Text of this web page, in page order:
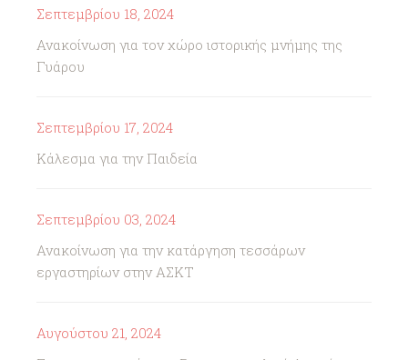
Σεπτεμβρίου 18, 2024
Ανακοίνωση για τον χώρο ιστορικής μνήμης της
Γυάρου
Σεπτεμβρίου 17, 2024
Κάλεσμα για την Παιδεία
Σεπτεμβρίου 03, 2024
Ανακοίνωση για την κατάργηση τεσσάρων
εργαστηρίων στην ΑΣΚΤ
Αυγούστου 21, 2024